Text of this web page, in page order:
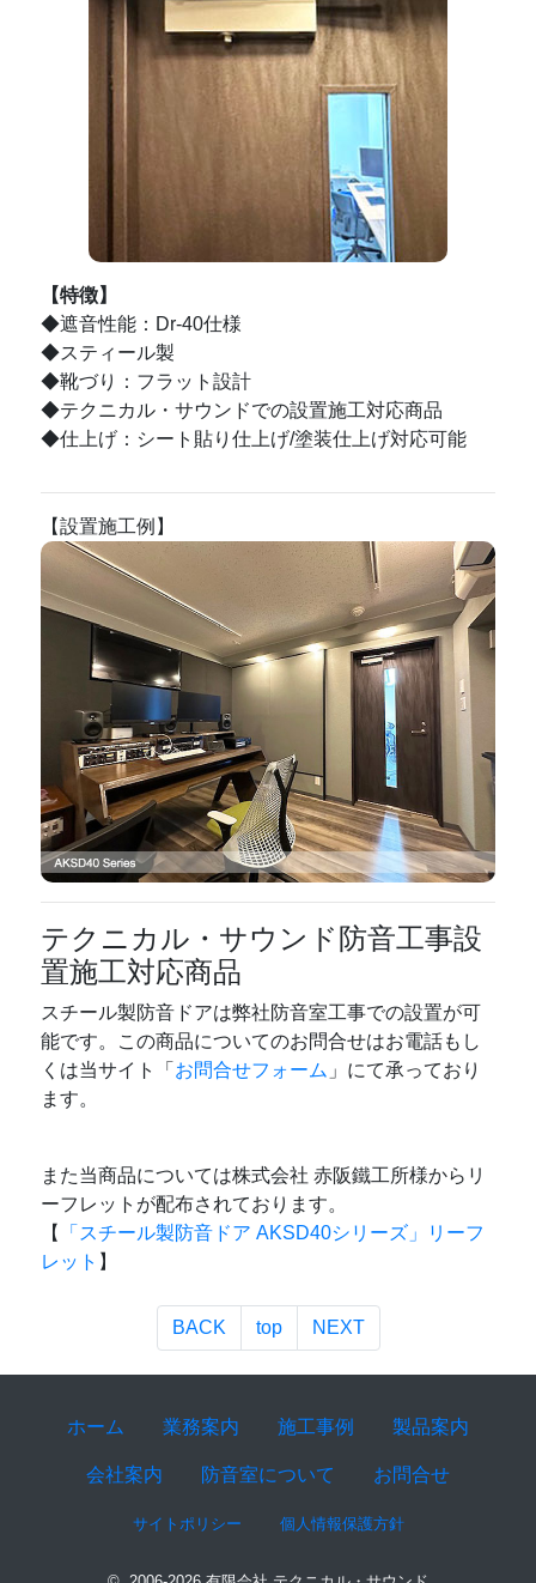
【特徴】
◆遮音性能：Dr-40仕様
◆スティール製
◆靴づり：フラット設計
◆テクニカル・サウンドでの設置施工対応商品
◆仕上げ：シート貼り仕上げ/塗装仕上げ対応可能
【設置施工例】
テクニカル・サウンド防音工事設
置施工対応商品
スチール製防音ドアは弊社防音室工事での設置が可
能です。この商品についてのお問合せはお電話もし
くは当サイト「 お問合せフォーム 」にて承っており
ます。
また当商品については株式会社 赤阪鐵工所様からリ
ーフレットが配布されております。
【
「スチール製防音ドア AKSD40シリーズ」リーフ
レット 】
BACK top NEXT
ホーム 業務案内 施工事例 製品案内
会社案内 防音室について お問合せ
サイトポリシー 個人情報保護方針